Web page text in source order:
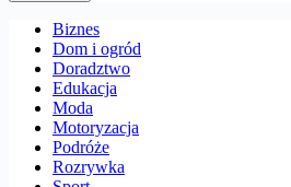
Biznes
Dom i ogród
Doradztwo
Edukacja
Moda
Motoryzacja
Podróże
Rozrywka